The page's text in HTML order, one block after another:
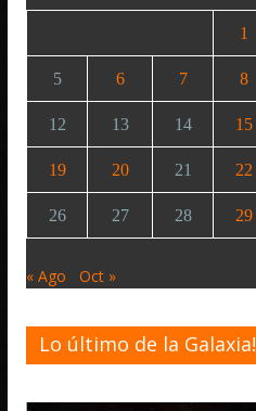
1
5 6 7 8
12 13 14 15
19 20 21 22
26 27 28 29
« Ago Oct »
Lo último de la Galaxia!